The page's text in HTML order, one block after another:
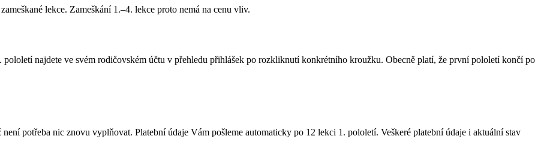
lekce. Zameškání 1.–4. lekce proto nemá na cenu vliv.
najdete ve svém rodičovském účtu v přehledu přihlášek po rozkliknutí konkrétního kroužku. Obecně platí, že první pololetí končí po
potřeba nic znovu vyplňovat. Platební údaje Vám pošleme automaticky po 12 lekci 1. pololetí. Veškeré platební údaje i aktuální stav